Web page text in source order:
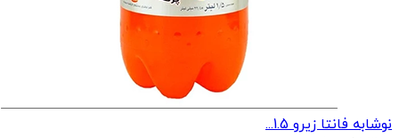
نوشابه فانتا زیرو 1.5...